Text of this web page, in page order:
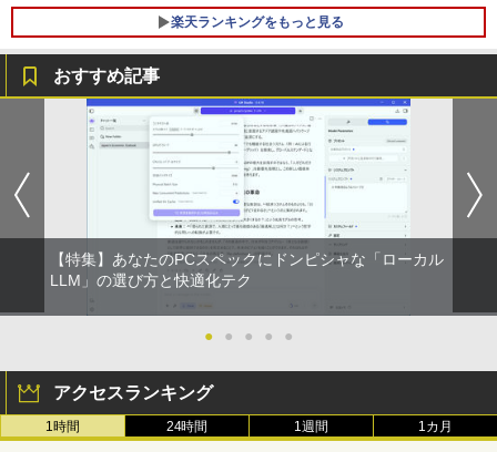
楽天ランキングをもっと見る
おすすめ記事
【特集】あなたのPCスペックにドンピシャな「ローカル
LLM」の選び方と快適化テク
● ● ● ● ●
アクセスランキング
1時間 24時間 1週間 1カ月